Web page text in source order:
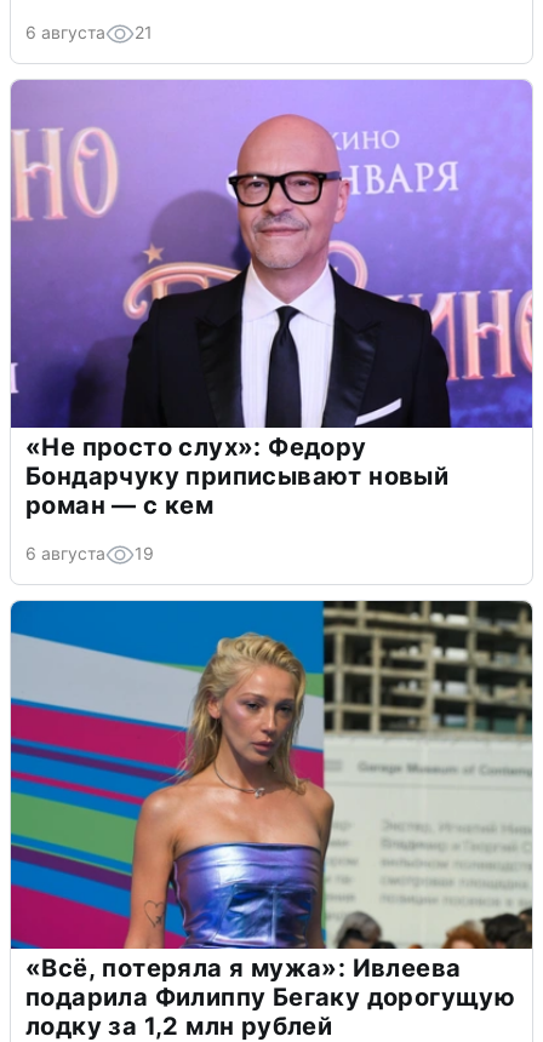
6 августа 21
«Не просто слух»: Федору
Бондарчуку приписывают новый
роман — с кем
6 августа 19
«Всё, потеряла я мужа»: Ивлеева
подарила Филиппу Бегаку дорогущую
лодку за 1,2 млн рублей